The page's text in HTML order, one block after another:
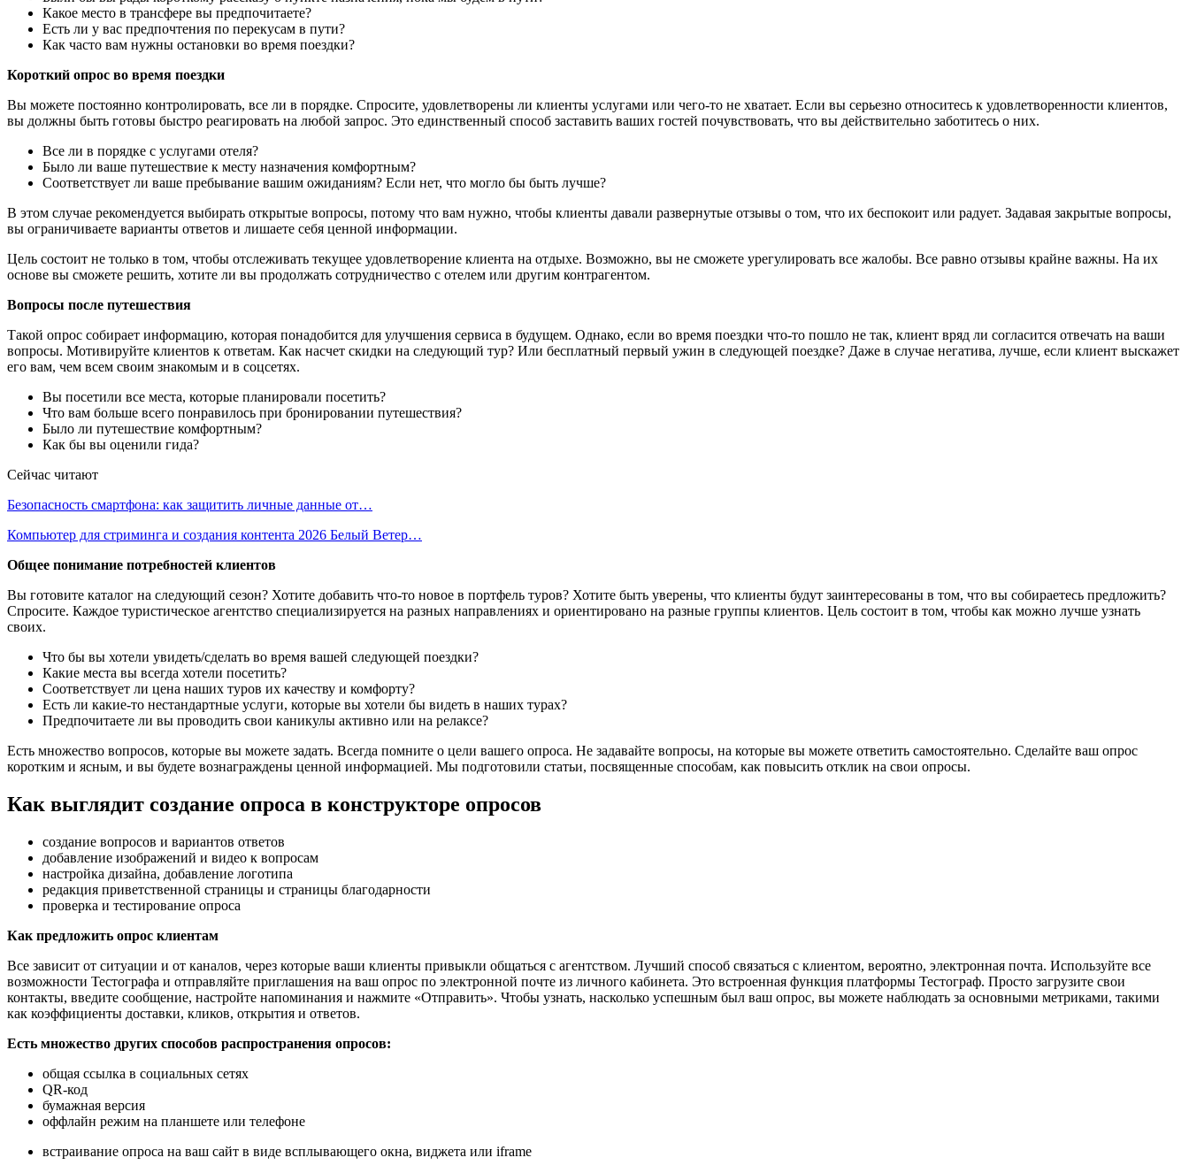
Какое место в трансфере вы предпочитаете?
Есть ли у вас предпочтения по перекусам в пути?
Как часто вам нужны остановки во время поездки?
Короткий опрос во время поездки
Вы можете постоянно контролировать, все ли в порядке. Спросите, удовлетворены ли клиенты услугами или чего-то не хватает. Если вы серьезно относитесь к удовлетворенности клиентов,
вы должны быть готовы быстро реагировать на любой запрос. Это единственный способ заставить ваших гостей почувствовать, что вы действительно заботитесь о них.
Все ли в порядке с услугами отеля?
Было ли ваше путешествие к месту назначения комфортным?
Соответствует ли ваше пребывание вашим ожиданиям? Если нет, что могло бы быть лучше?
В этом случае рекомендуется выбирать открытые вопросы, потому что вам нужно, чтобы клиенты давали развернутые отзывы о том, что их беспокоит или радует. Задавая закрытые вопросы,
вы ограничиваете варианты ответов и лишаете себя ценной информации.
Цель состоит не только в том, чтобы отслеживать текущее удовлетворение клиента на отдыхе. Возможно, вы не сможете урегулировать все жалобы. Все равно отзывы крайне важны. На их
основе вы сможете решить, хотите ли вы продолжать сотрудничество с отелем или другим контрагентом.
Вопросы после путешествия
Такой опрос собирает информацию, которая понадобится для улучшения сервиса в будущем. Однако, если во время поездки что-то пошло не так, клиент вряд ли согласится отвечать на ваши
вопросы. Мотивируйте клиентов к ответам. Как насчет скидки на следующий тур? Или бесплатный первый ужин в следующей поездке? Даже в случае негатива, лучше, если клиент выскажет
его вам, чем всем своим знакомым и в соцсетях.
Вы посетили все места, которые планировали посетить?
Что вам больше всего понравилось при бронировании путешествия?
Было ли путешествие комфортным?
Как бы вы оценили гида?
Сейчас читают
Безопасность смартфона: как защитить личные данные от…
Компьютер для стриминга и создания контента 2026 Белый Ветер…
Общее понимание потребностей клиентов
Вы готовите каталог на следующий сезон? Хотите добавить что-то новое в портфель туров? Хотите быть уверены, что клиенты будут заинтересованы в том, что вы собираетесь предложить?
Спросите. Каждое туристическое агентство специализируется на разных направлениях и ориентировано на разные группы клиентов. Цель состоит в том, чтобы как можно лучше узнать
своих.
Что бы вы хотели увидеть/сделать во время вашей следующей поездки?
Какие места вы всегда хотели посетить?
Соответствует ли цена наших туров их качеству и комфорту?
Есть ли какие-то нестандартные услуги, которые вы хотели бы видеть в наших турах?
Предпочитаете ли вы проводить свои каникулы активно или на релаксе?
Есть множество вопросов, которые вы можете задать. Всегда помните о цели вашего опроса. Не задавайте вопросы, на которые вы можете ответить самостоятельно. Сделайте ваш опрос
коротким и ясным, и вы будете вознаграждены ценной информацией. Мы подготовили статьи, посвященные способам, как повысить отклик на свои опросы.
Как выглядит создание опроса в конструкторе опросов
создание вопросов и вариантов ответов
добавление изображений и видео к вопросам
настройка дизайна, добавление логотипа
редакция приветственной страницы и страницы благодарности
проверка и тестирование опроса
Как предложить опрос клиентам
Все зависит от ситуации и от каналов, через которые ваши клиенты привыкли общаться с агентством. Лучший способ связаться с клиентом, вероятно, электронная почта. Используйте все
возможности Тестографа и отправляйте приглашения на ваш опрос по электронной почте из личного кабинета. Это встроенная функция платформы Тестограф. Просто загрузите свои
контакты, введите сообщение, настройте напоминания и нажмите «Отправить». Чтобы узнать, насколько успешным был ваш опрос, вы можете наблюдать за основными метриками, такими
как коэффициенты доставки, кликов, открытия и ответов.
Есть множество других способов распространения опросов:
общая ссылка в социальных сетях
QR-код
бумажная версия
оффлайн режим на планшете или телефоне
встраивание опроса на ваш сайт в виде всплывающего окна, виджета или iframe